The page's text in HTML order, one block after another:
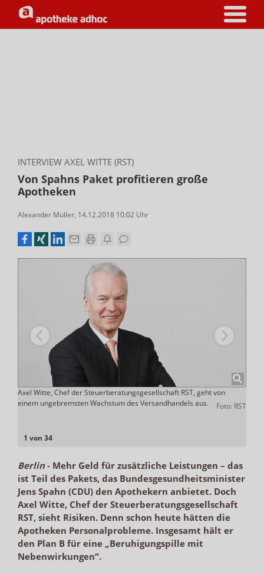
INTERVIEW AXEL WITTE (RST)
Von Spahns Paket profitieren große
Apotheken
Alexander Müller, 14.12.2018 10:02 Uhr
1 von 34
Axel Witte, Chef der Steuerberatungsgesellschaft RST, geht von
einem ungebremsten Wachstum des Versandhandels aus.
Foto: RST
Berlin- Mehr Geld für zusätzliche Leistungen – das
ist Teil des Pakets, das Bundesgesundheitsminister
Jens Spahn (CDU) den Apothekern anbietet. Doch
Axel Witte, Chef der Steuerberatungsgesellschaft
RST, sieht Risiken. Denn schon heute hätten die
Apotheken Personalprobleme. Insgesamt hält er
den Plan B für eine „Beruhigungspille mit
Nebenwirkungen“.